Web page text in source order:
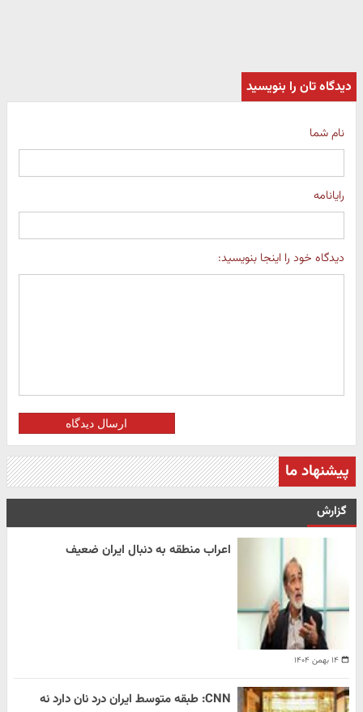
دیدگاه تان را بنویسید
نام شما
رایانامه
دیدگاه خود را اینجا بنویسید:
ارسال دیدگاه
پیشنهاد ما
گزارش
۱۴ بهمن ۱۴۰۴
اعراب منطقه به دنبال ایران ضعیف
CNN: طبقه متوسط ایران درد نان دارد نه